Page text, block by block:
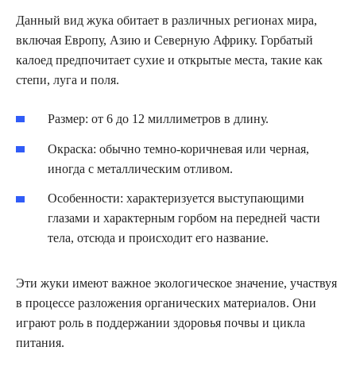
Данный вид жука обитает в различных регионах мира,
включая Европу, Азию и Северную Африку. Горбатый
калоед предпочитает сухие и открытые места, такие как
степи, луга и поля.
Размер: от 6 до 12 миллиметров в длину.
Окраска: обычно темно-коричневая или черная,
иногда с металлическим отливом.
Особенности: характеризуется выступающими
глазами и характерным горбом на передней части
тела, отсюда и происходит его название.
Эти жуки имеют важное экологическое значение, участвуя
в процессе разложения органических материалов. Они
играют роль в поддержании здоровья почвы и цикла
питания.